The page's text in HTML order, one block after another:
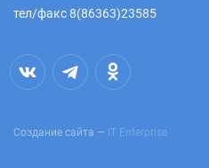
тел/факс 8(86363)23585
Создание сайта — IT Enterprise